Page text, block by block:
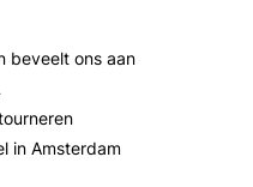
beveelt ons aan
in Amsterdam